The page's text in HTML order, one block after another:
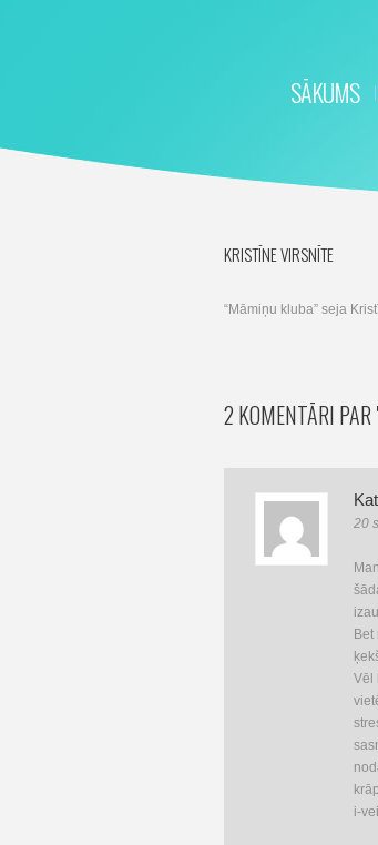
SĀKUMS
KRISTĪNE VIRSNĪTE
“Māmiņu kluba” seja
2 KOMENTĀRI PAR
20
Vēl
i-